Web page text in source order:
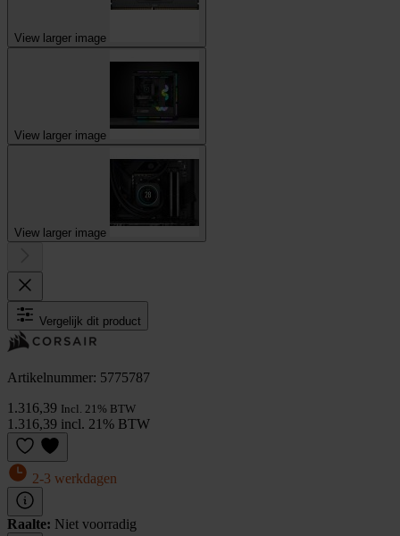
View larger image
View larger image
View larger image
Vergelijk dit product
Artikelnummer: 5775787
1.316,39 Incl. 21% BTW
1.316,39 incl. 21% BTW
2-3 werkdagen
Raalte: Niet voorradig